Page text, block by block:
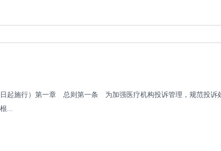
日起施行）第一章 总则第一条 为加强医疗机构投诉管理，规范投诉
...